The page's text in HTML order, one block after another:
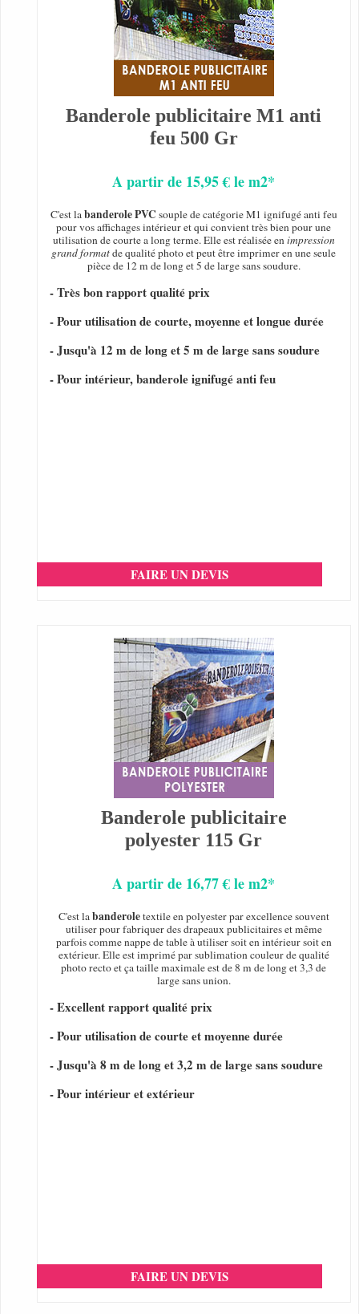
Banderole publicitaire M1 anti
feu 500 Gr
A partir de 15,95 € le m2*
C'est labanderole PVC souple de catégorie M1 ignifugé anti feu
pour vos affichages intérieur et qui convient très bien pour une
utilisation de courte a long terme. Elle est réalisée enimpression
grand formatde qualité photo et peut être imprimer en une seule
pièce de 12 m de long et 5 de large sans soudure.
- Très bon rapport qualité prix
- Pour utilisation de courte, moyenne et longue durée
- Jusqu'à 12 m de long et 5 m de large sans soudure
- Pour intérieur, banderole ignifugé anti feu
FAIRE UN DEVIS
Banderole publicitaire
polyester 115 Gr
A partir de 16,77 € le m2*
C'est labanderoletextile en polyester par excellence souvent
utiliser pour fabriquer des drapeaux publicitaires et même
parfois comme nappe de table à utiliser soit en intérieur soit en
extérieur. Elle est imprimé par sublimation couleur de qualité
photo recto et ça taille maximale est de 8 m de long et 3,3 de
large sans union.
- Excellent rapport qualité prix
- Pour utilisation de courte et moyenne durée
- Jusqu'à 8 m de long et 3,2 m de large sans soudure
- Pour intérieur et extérieur
FAIRE UN DEVIS